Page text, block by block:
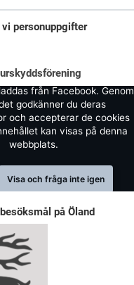
vi personuppgifter
från Facebook. Genom
godkänner du deras
och accepterar de cookies
kan visas på denna
webbplats.
Visa och fråga inte igen
på Öland